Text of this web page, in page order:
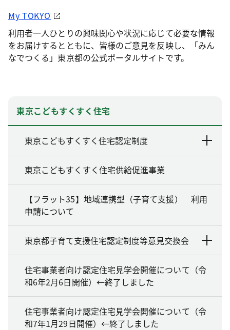
My TOKYO
利用者一人ひとりの興味関心や状況に応じて必要な情報
をお届けするとともに、皆様のご意見を反映し、「みん
なでつくる」東京都の公式ポータルサイトです。
東京こどもすくすく住宅
東京こどもすくすく住宅認定制度
東京こどもすくすく住宅供給促進事業
【フラット35】地域連携型（子育て支援） 利用
申請について
東京都子育て支援住宅認定制度等意見交換会
住宅事業者向け認定住宅見学会開催について（令
和6年2月6日開催）←終了しました
住宅事業者向け認定住宅見学会開催について（令
和7年1月29日開催）←終了しました